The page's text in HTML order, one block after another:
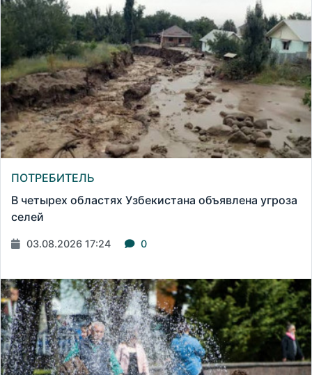
ПОТРЕБИТЕЛЬ
В четырех областях Узбекистана объявлена угроза
селей
03.08.2026 17:24 0